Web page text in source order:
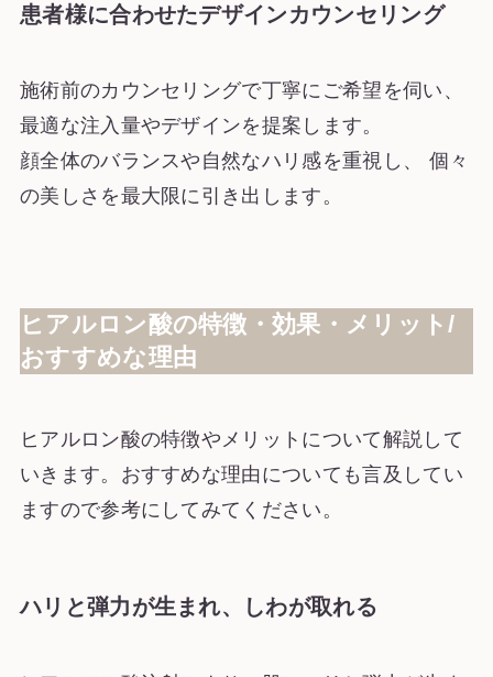
患者様に合わせたデザインカウンセリング
施術前のカウンセリングで丁寧にご希望を伺い、
最適な注入量やデザインを提案します。
顔全体のバランスや自然なハリ感を重視し、 個々
の美しさを最大限に引き出します。
ヒアルロン酸の特徴・効果・メリット/
おすすめな理由
ヒアルロン酸の特徴やメリットについて解説して
いきます。おすすめな理由についても言及してい
ますので参考にしてみてください。
ハリと弾力が生まれ、しわが取れる